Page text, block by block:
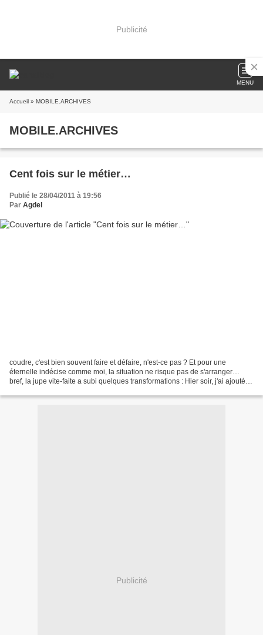
Publicité
MENU
Accueil » MOBILE.ARCHIVES
MOBILE.ARCHIVES
Cent fois sur le métier…
Publié le 28/04/2011 à 19:56
Par Agdel
coudre, c'est bien souvent faire et défaire, n'est-ce pas ? Et pour une
éternelle indécise comme moi, la situation ne risque pas de s'arranger…
bref, la jupe vite-faite a subi quelques transformations : Hier soir, j'ai ajouté
Publicité